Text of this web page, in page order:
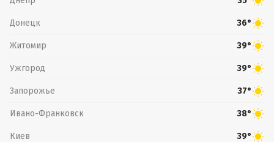
Донецк 36°
Житомир 39°
Ужгород 39°
Запорожье 37°
Ивано-Франковск 38°
Киев 39°